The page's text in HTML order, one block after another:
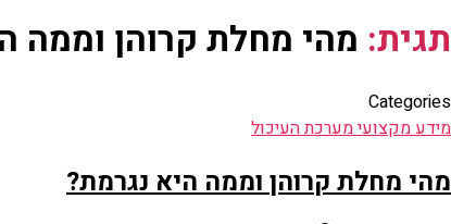
תגית: מהי מחלת קרוהן וממה
Categories
מידע מקצועי מערכת העיכול
מהי מחלת קרוהן וממה היא נגרמת?